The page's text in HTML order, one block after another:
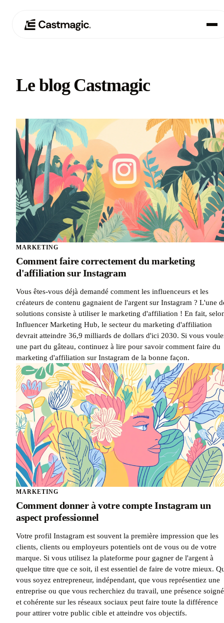
Cas d'utilisation
03 Tarification
À propos de nous
Le blog Castmagic
MARKETING
Comment faire correctement du marketing
d'affiliation sur Instagram
Vous êtes-vous déjà demandé comment les influenceurs et les
créateurs de contenu gagnaient de l'argent sur Instagram ? L'une
solutions consiste à utiliser le marketing d'affiliation ! En fait,
Influencer Marketing Hub, le secteur du marketing d'affiliation
devrait atteindre 36,9 milliards de dollars d'ici 2030. Si vous
une part du gâteau, continuez à lire pour savoir comment faire du
marketing d'affiliation sur Instagram de la bonne façon.
MARKETING
Comment donner à votre compte Instagram un
aspect professionnel
Votre profil Instagram est souvent la première impression que les
clients, clients ou employeurs potentiels ont de vous ou de votre
marque. Si vous utilisez la plateforme pour gagner de l'argent à
quelque titre que ce soit, il est essentiel de faire de votre mieux.
vous soyez entrepreneur, indépendant, que vous représentiez une
entreprise ou que vous recherchiez du travail, une présence
et cohérente sur les réseaux sociaux peut faire toute la différence
pour attirer votre public cible et atteindre vos objectifs.